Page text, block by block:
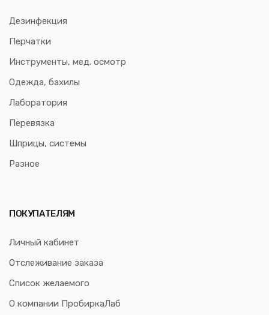
Дезинфекция
Перчатки
Инструменты, мед. осмотр
Одежда, бахилы
Лаборатория
Перевязка
Шприцы, системы
Разное
ПОКУПАТЕЛЯМ
Личный кабинет
Отслеживание заказа
Список желаемого
О компании ПробиркаЛаб